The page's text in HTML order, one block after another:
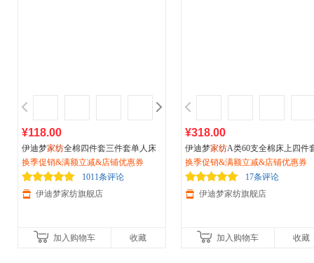
¥118.00
伊迪梦家纺全棉四件套三件套单人床
1.2米纯棉床上用品1.5m1.8米/2.0m双
人床品套件DY02
换季促销&满额立减&店铺优惠券
1011条评论
伊迪梦家纺旗舰店
加入购物车 收藏
¥318.00
伊迪梦家纺A类60支全棉床上四件
纯棉全棉新疆长绒棉套件纯色床品
单床笠款式FY2223
换季促销&满额立减&店铺优惠券
17条评论
伊迪梦家纺旗舰店
加入购物车 收藏